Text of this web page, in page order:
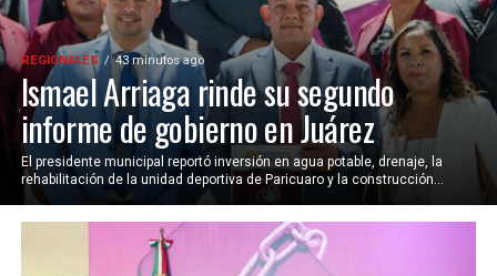
REGIONALES 43 minutos ago
Ismael Arriaga rinde su segundo
informe de gobierno en Juárez
El presidente municipal reportó inversión en agua potable, drenaje, la
rehabilitación de la unidad deportiva de Paricuaro y la construcción...